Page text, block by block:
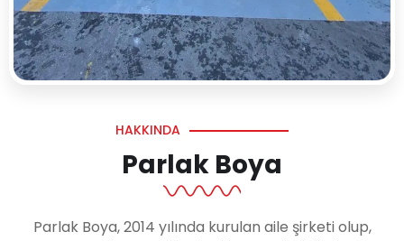
HAKKINDA
Parlak Boya
Parlak Boya, 2014 yılında kurulan aile şirketi olup,